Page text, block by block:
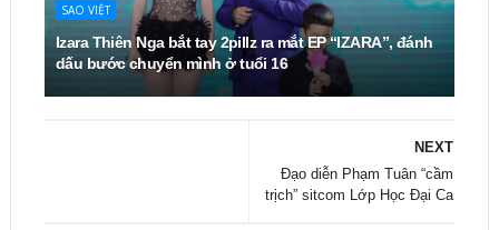
SAO VIỆT
Izara Thiên Nga bắt tay 2pillz ra mắt EP “IZARA”, đánh
dấu bước chuyển mình ở tuổi 16
NEXT
Đạo diễn Phạm Tuân “cầm
trịch” sitcom Lớp Học Đại Ca